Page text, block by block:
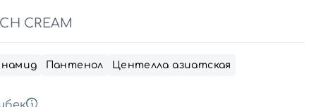
CREAM
Пантенол Центелла азиатская